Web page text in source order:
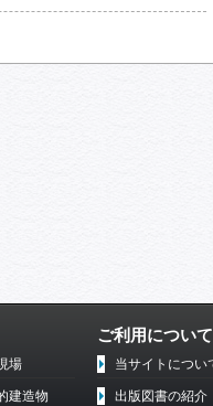
場
建造物
ご利用について
当サイトについ
出版図書の紹介